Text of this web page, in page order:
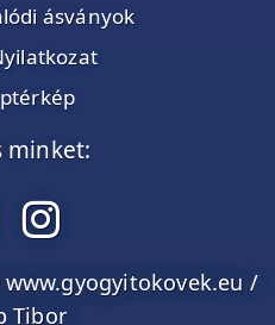
ásványok
minket:
/
Tibor